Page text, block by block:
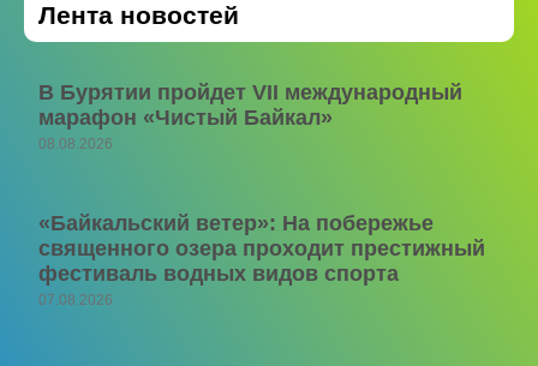
Лента новостей
В Бурятии пройдет VII международный
марафон «Чистый Байкал»
08.08.2026
«Байкальский ветер»: На побережье
священного озера проходит престижный
фестиваль водных видов спорта
07.08.2026